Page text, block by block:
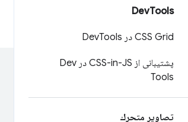
DevTools
CSS Grid در Dev Tools
پشتیبانی از CSS-in-JS در Dev
Tools
تصاوير متحرك